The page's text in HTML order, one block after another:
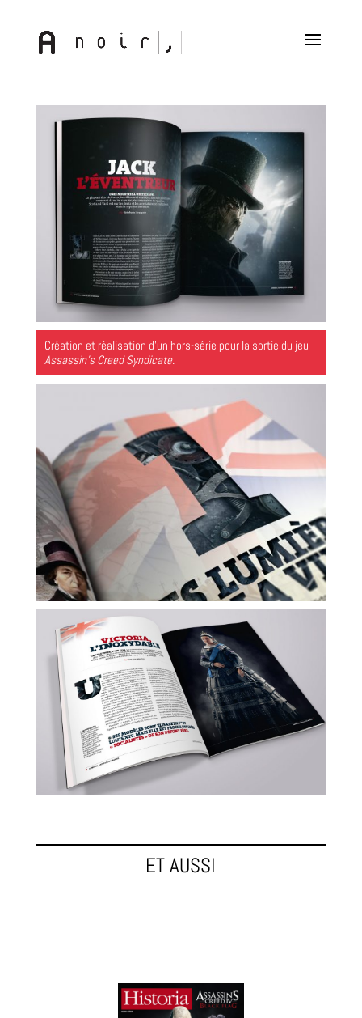
Création et réalisation d’un hors-série pour la sortie du jeu
Assassin’s Creed Syndicate.
ET AUSSI